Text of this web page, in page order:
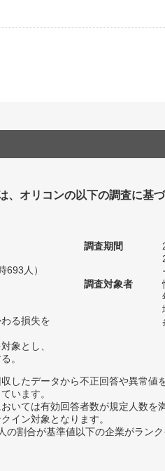
、オリコンの以下の調査に基
693人）
る損失を
象とし、
。
調査期間
調査対象者
したデータから不正回答や異常値を
います。
いては有効回答者数が規定人数を
イン対象となります。
割合が基準値以下の企業がランク